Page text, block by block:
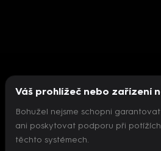
Nepodařilo se
Váš prohlížeč nebo zařízení
Bohužel nejsme schopni
ani poskytovat podporu při potížích
těchto systémech.